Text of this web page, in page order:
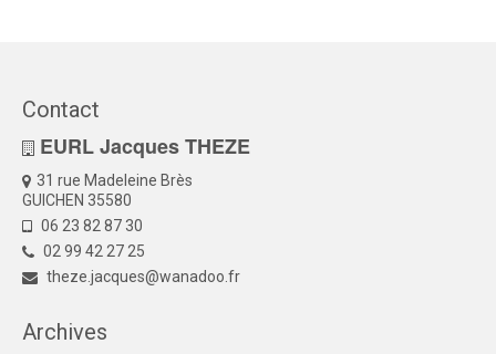
Contact
EURL Jacques THEZE
31 rue Madeleine Brès
GUICHEN 35580
06 23 82 87 30
02 99 42 27 25
theze.jacques@wanadoo.fr
Archives